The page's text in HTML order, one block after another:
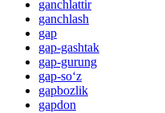
ganchlattir
ganchlash
gap
gap-gashtak
gap-gurung
gap-so‘z
gapbozlik
gapdon